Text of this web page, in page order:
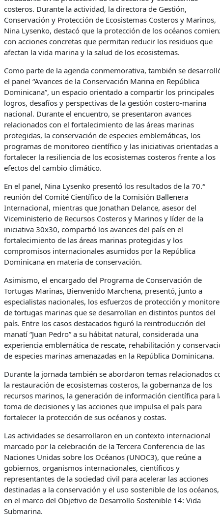
costeros. Durante la actividad, la directora de Gestión,
Conservación y Protección de Ecosistemas Costeros y Marinos,
Nina Lysenko, destacó que la protección de los océanos
con acciones concretas que permitan reducir los residuos que
afectan la vida marina y la salud de los ecosistemas.
Como parte de la agenda conmemorativa, también se
el panel “Avances de la Conservación Marina en República
Dominicana”, un espacio orientado a compartir los principales
logros, desafíos y perspectivas de la gestión costero-marina
nacional. Durante el encuentro, se presentaron avances
relacionados con el fortalecimiento de las áreas marinas
protegidas, la conservación de especies emblemáticas, los
programas de monitoreo científico y las iniciativas orientadas a
fortalecer la resiliencia de los ecosistemas costeros frente a los
efectos del cambio climático.
En el panel, Nina Lysenko presentó los resultados de la 70.ª
reunión del Comité Científico de la Comisión Ballenera
Internacional, mientras que Jonathan Delance, asesor del
Viceministerio de Recursos Costeros y Marinos y líder de la
iniciativa 30x30, compartió los avances del país en el
fortalecimiento de las áreas marinas protegidas y los
compromisos internacionales asumidos por la República
Dominicana en materia de conservación.
Asimismo, el encargado del Programa de Conservación de
Tortugas Marinas, Bienvenido Marchena, presentó, junto a
especialistas nacionales, los esfuerzos de protección y
de tortugas marinas que se desarrollan en distintos puntos del
país. Entre los casos destacados figuró la reintroducción del
manatí “Juan Pedro” a su hábitat natural, considerada una
experiencia emblemática de rescate, rehabilitación y
de especies marinas amenazadas en la República Dominicana.
Durante la jornada también se abordaron temas relacionados
la restauración de ecosistemas costeros, la gobernanza de los
recursos marinos, la generación de información científica para
toma de decisiones y las acciones que impulsa el país para
fortalecer la protección de sus océanos y costas.
Las actividades se desarrollaron en un contexto internacional
marcado por la celebración de la Tercera Conferencia de las
Naciones Unidas sobre los Océanos (UNOC3), que reúne a
gobiernos, organismos internacionales, científicos y
representantes de la sociedad civil para acelerar las acciones
destinadas a la conservación y el uso sostenible de los océanos,
en el marco del Objetivo de Desarrollo Sostenible 14: Vida
Submarina.